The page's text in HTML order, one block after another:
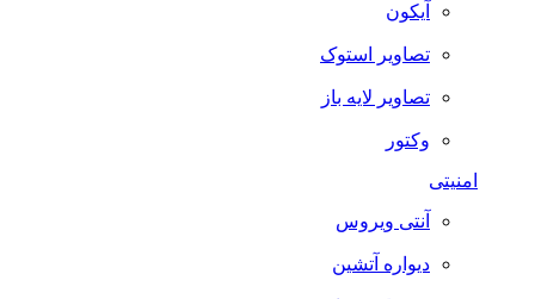
آیکون
تصاویر استوک
تصاویر لایه باز
وکتور
آنتی ویروس
دیواره آتشین